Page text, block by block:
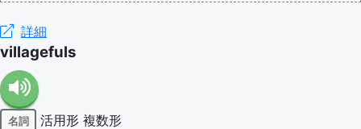
詳細
villagefuls
名詞 活用形 複数形